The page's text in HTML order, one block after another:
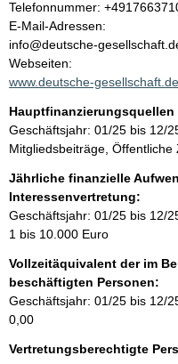
t
K
o
n
t
a
t
i
n
f
o
r
m
t
i
o
n
e
Telefonnummer:
E-Mail-Adressen:
info@deutsche-
Webseiten:
www.deutsche-gesellschaft.de
Hauptfinanzierungsquellen
Geschäftsjahr: 01/25 bis 12/
Mitgliedsbeiträge,
Jährliche finanzielle
Interessenvertretung:
Geschäftsjahr: 01/25 bis 12/
1 bis 10.000 Euro
Vollzeitäquivalent der im
beschäftigten Personen:
Geschäftsjahr: 01/25 bis 12/
0,00
Vertretungsberechtigte